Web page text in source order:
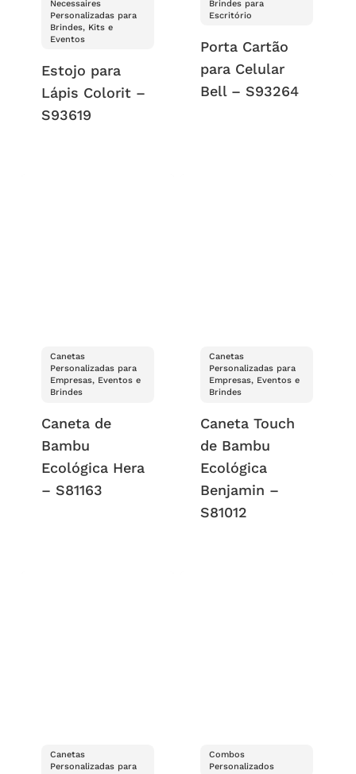
Necessaires
Personalizadas para
Brindes, Kits e
Eventos
Estojo para
Lápis Colorit –
S93619
Brindes para
Escritório
Porta Cartão
para Celular
Bell – S93264
Canetas
Personalizadas para
Empresas, Eventos e
Brindes
Caneta de
Bambu
Ecológica Hera
– S81163
Canetas
Personalizadas para
Empresas, Eventos e
Brindes
Caneta Touch
de Bambu
Ecológica
Benjamin –
S81012
Canetas
Personalizadas para
Combos
Personalizados